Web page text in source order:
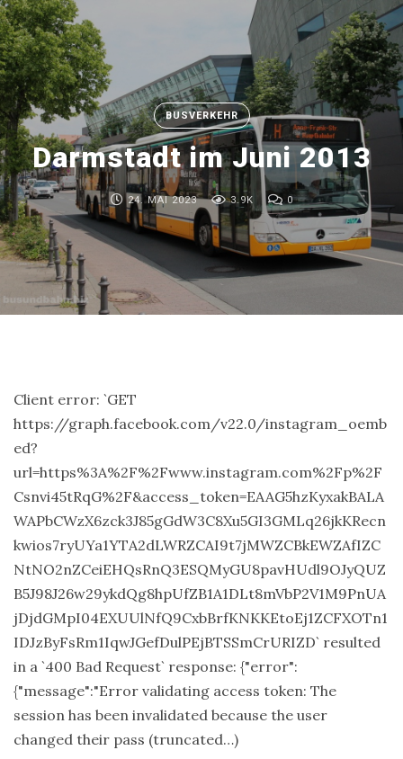
BUSVERKEHR
Darmstadt im Juni 2013
24. MAI 2023 3.9K 0
Client error: `GET
https://graph.facebook.com/v22.0/instagram_oemb
ed?
url=https%3A%2F%2Fwww.instagram.com%2Fp%2F
Csnvi45tRqG%2F&access_token=EAAG5hzKyxakBALA
WAPbCWzX6zck3J85gGdW3C8Xu5GI3GMLq26jkKRecn
kwios7ryUYa1YTA2dLWRZCAI9t7jMWZCBkEWZAfIZC
NtNO2nZCeiEHQsRnQ3ESQMyGU8pavHUdl9OJyQUZ
B5J98J26w29ykdQg8hpUfZB1A1DLt8mVbP2V1M9PnUA
jDjdGMpI04EXUUlNfQ9CxbBrfKNKKEtoEj1ZCFXOTn1
IDJzByFsRm1IqwJGefDulPEjBTSSmCrURIZD` resulted
in a `400 Bad Request` response: {"error":
{"message":"Error validating access token: The
session has been invalidated because the user
changed their pass (truncated…)